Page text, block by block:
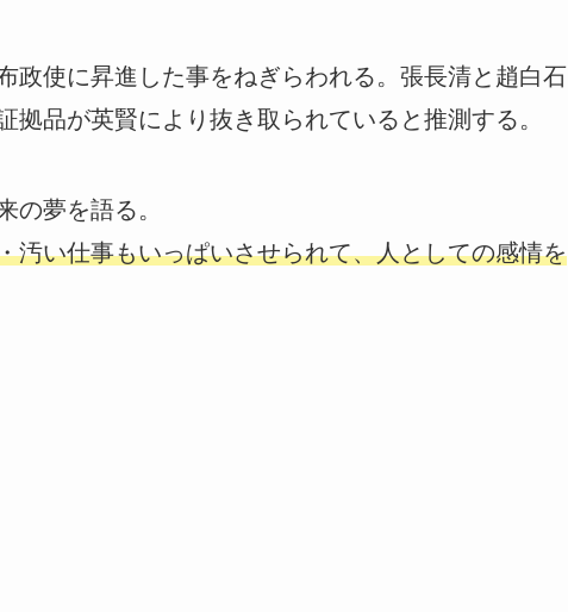
政使に昇進した事をねぎらわれる。張長清と趙白石
拠品が英賢により抜き取られていると推測する。
の夢を語る。
汚い仕事もいっぱいさせられて、人としての感情を